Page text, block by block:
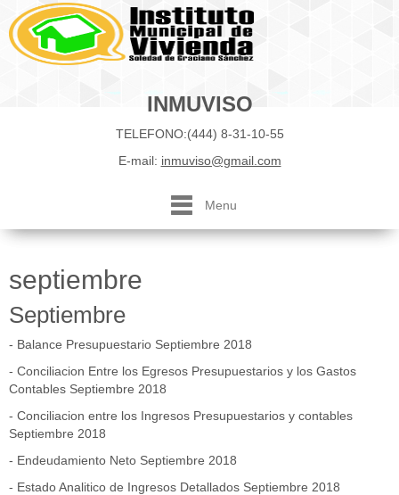
INMUVISO
TELEFONO:(444) 8-31-10-55
E-mail: inmuviso@gmail.com
Menu
septiembre
Septiembre
- Balance Presupuestario Septiembre 2018
- Conciliacion Entre los Egresos Presupuestarios y los Gastos
Contables Septiembre 2018
- Conciliacion entre los Ingresos Presupuestarios y contables
Septiembre 2018
- Endeudamiento Neto Septiembre 2018
- Estado Analitico de Ingresos Detallados Septiembre 2018